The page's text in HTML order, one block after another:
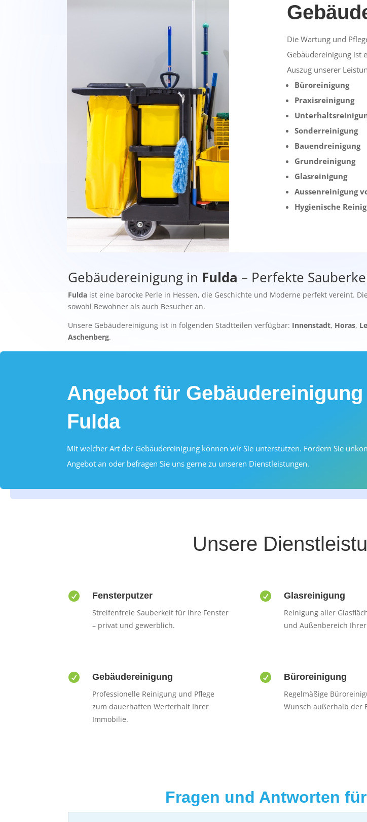
Die Wartung und
Gebäudereinigung ist
Auszug unserer
Büroreinigung
Praxisreinigung
Sonderreinigung
Bauendreinigung
Grundreinigung
Glasreinigung
Aussenreinigung
Hygienische
Gebäudereinigung in Fulda – Perfekte
Fulda ist eine barocke Perle in Hessen, die Geschichte und Moderne perfekt vereint.
sowohl Bewohner als auch Besucher an.
Unsere Gebäudereinigung ist in folgenden Stadtteilen verfügbar: Innenstadt, Horas,
Aschenberg.
Angebot für
Fulda
Mit welcher Art der Gebäudereinigung können wir Sie unterstützen. Fordern Sie
Angebot an oder befragen Sie uns gerne zu unseren Dienstleistungen.
Unsere
 Fensterputzer
Streifenfreie Sauberkeit für Ihre Fenster
– privat und gewerblich.
 Glasreinigung
Reinigung aller
und Außenbereich
 Gebäudereinigung
Professionelle Reinigung und Pflege
zum dauerhaften Werterhalt Ihrer
Immobilie.
 Büroreinigung
Regelmäßige
Wunsch außerhalb der
Fragen und Antworten